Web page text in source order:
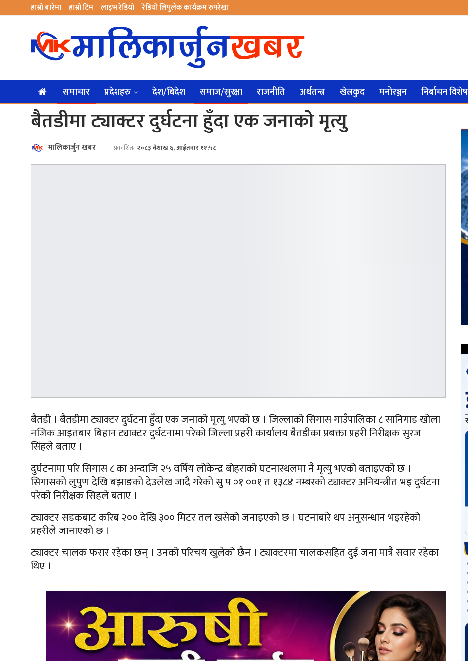
हाम्रो बारेमा हाम्रो टिम लाइभ रेडियो रेडियो लिपुलेक कार्यक्रम रुपरेखा
समाचार प्रदेशहरु देश/बिदेश समाज/सुरक्षा राजनीति अर्थतन्त्र खेलकुद मनोरञ्जन निर्बाचन विशेष
बैतडीमा ट्याक्टर दुर्घटना हुँदा एक जनाको मृत्यु
मालिकार्जुन खबर प्रकाशितः २०८३ बैशाख ६, आईतवार ११:५८
बैतडी । बैतडीमा ट्याक्टर दुर्घटना हुँदा एक जनाको मृत्यु भएको छ । जिल्लाको सिगास गाउँपालिका ८ सानिगाड खोला
नजिक आइतबार बिहान ट्याक्टर दुर्घटनामा परेको जिल्ला प्रहरी कार्यालय बैतडीका प्रबक्ता प्रहरी निरीक्षक सुरज
सिंहले बताए ।
दुर्घटनामा परि सिगास ८ का अन्दाजि २५ वर्षिय लोकेन्द्र बोहराको घटनास्थलमा नै मृत्यु भएको बताइएको छ ।
सिगासको लुपुण देखि बझाङको देउलेख जादै गरेको सु प ०१ ००१ त १३८४ नम्बरको ट्याक्टर अनियन्त्रीत भइ दुर्घटना
परेको निरीक्षक सिहले बताए ।
ट्याक्टर सडकबाट करिब २०० देखि ३०० मिटर तल खसेको जनाइएको छ । घटनाबारे थप अनुसन्धान भइरहेको
प्रहरीले जानाएको छ ।
ट्याक्टर चालक फरार रहेका छन् । उनको परिचय खुलेको छैन । ट्याक्टरमा चालकसहित दुई जना मात्रै सवार रहेका
थिए ।